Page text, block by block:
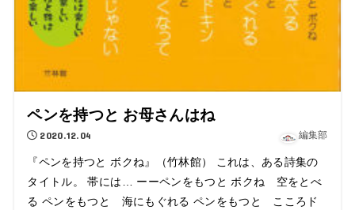
ペンを持つと お母さんはね
2020.12.04 編集部
『ペンを持つと ボクね』（竹林館） これは、ある詩集の
タイトル。 帯には… ーーペンをもつと ボクね 空をとべ
る ペンをもつと 海にもぐれる ペンをもつと こころド